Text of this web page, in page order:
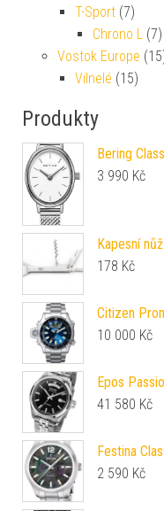
T-Sport (7)
Chrono L (7)
Vostok Europe
Vilnelé (15)
Produkty
Bering
3 990 Kč
Kapesní
178 Kč
Citizen
10 000 Kč
Epos
41 580 Kč
Festina
2 590 Kč